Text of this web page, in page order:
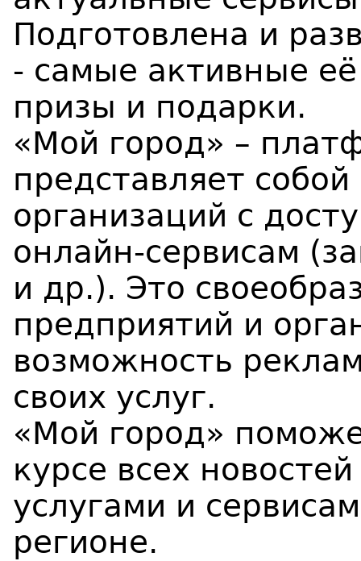
Подготовлена и
- самые активные
призы и подарки.
«Мой город» –
представляет
организаций с
онлайн-сервисам
и др.). Это
предприятий и
возможность
своих услуг.
«Мой город»
курсе всех
услугами и
регионе.